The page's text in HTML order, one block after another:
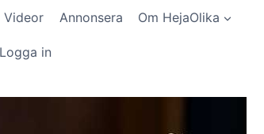
Videor Annonsera Om HejaOlika
Logga in